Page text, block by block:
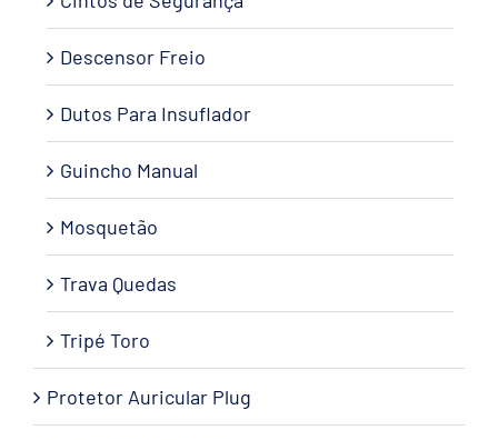
Descensor Freio
Dutos Para Insuflador
Guincho Manual
Mosquetão
Trava Quedas
Tripé Toro
Protetor Auricular Plug